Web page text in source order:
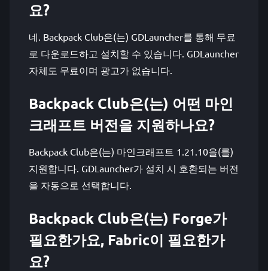
요?
네. Backpack Club은(는) GDLauncher를 통해 무료
로 다운로드하고 설치할 수 있습니다. GDLauncher
자체도 무료이며 광고가 없습니다.
Backpack Club은(는) 어떤 마인
크래프트 버전을 지원하나요?
Backpack Club은(는) 마인크래프트 1.21.10을(를)
지원합니다. GDLauncher가 설치 시 호환되는 버전
을 자동으로 선택합니다.
Backpack Club은(는) Forge가
필요한가요, Fabric이 필요한가
요?